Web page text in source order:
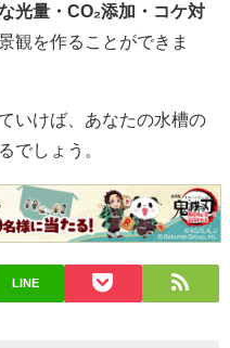
光量・CO₂添加・コケ対
観を作ることができま
いけば、あなたの水槽の
でしょう。
LINE